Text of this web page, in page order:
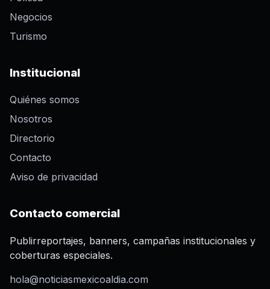
Negocios
Turismo
Institucional
Quiénes somos
Nosotros
Directorio
Contacto
Aviso de privacidad
Contacto comercial
Publirreportajes, banners, campañas institucionales y
coberturas especiales.
hola@noticiasmexicoaldia.com